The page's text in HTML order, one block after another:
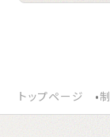
トップページ